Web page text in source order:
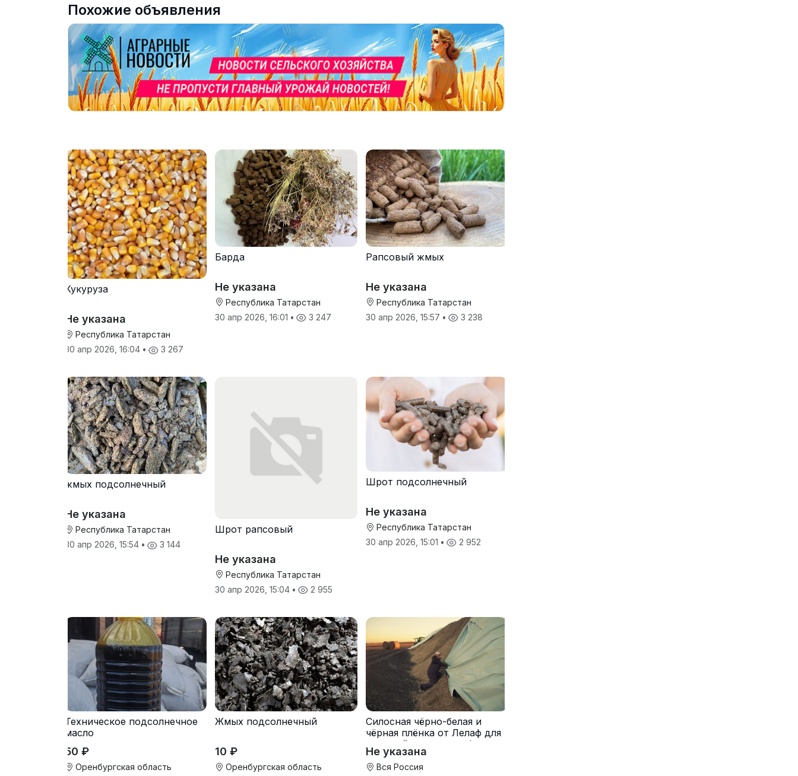
Похожие объявления
Кукуруза
Не указана
Республика Татарстан
30 апр 2026, 16:04 • 3 267
Барда
Не указана
Республика Татарстан
30 апр 2026, 16:01 • 3 247
Рапсовый жмых
Не указана
Республика Татарстан
30 апр 2026, 15:57 • 3 238
жмых подсолнечный
Не указана
Республика Татарстан
30 апр 2026, 15:54 • 3 144
Шрот рапсовый
Не указана
Республика Татарстан
30 апр 2026, 15:04 • 2 955
Шрот подсолнечный
Не указана
Республика Татарстан
30 апр 2026, 15:01 • 2 952
Техническое подсолнечное
масло
50 ₽
Оренбургская область
Жмых подсолнечный
10 ₽
Оренбургская область
Силосная чёрно-белая и
чёрная плёнка от Лелаф для
траншей и ям силоса/сенажа
Не указана
Вся Россия